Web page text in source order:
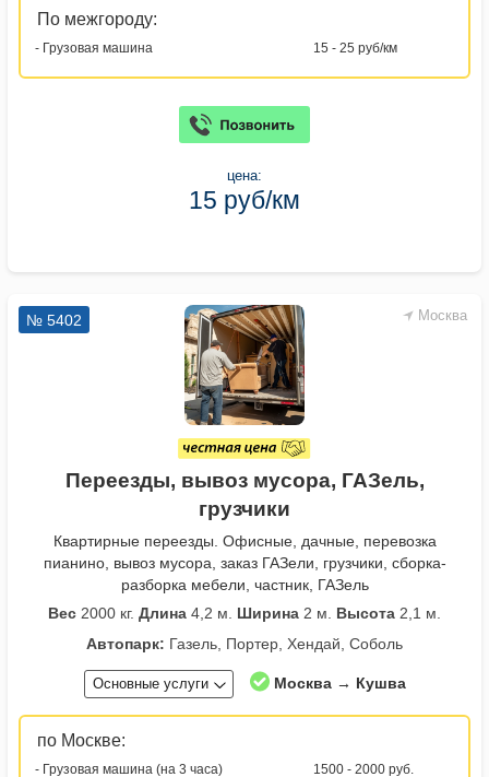
По межгороду:
- Грузовая машина 15 - 25 руб/км
цена:
15 руб/км
Москва
№ 5402
Переезды, вывоз мусора, ГАЗель,
грузчики
Квартирные переезды. Офисные, дачные, перевозка
пианино, вывоз мусора, заказ ГАЗели, грузчики, сборка-
разборка мебели, частник, ГАЗель
Вес 2000 кг. Длина 4,2 м. Ширина 2 м. Высота 2,1 м.
Автопарк: Газель, Портер, Хендай, Соболь
Основные услуги Москва → Кушва
по Москве:
- Грузовая машина (на 3 часа) 1500 - 2000 руб.